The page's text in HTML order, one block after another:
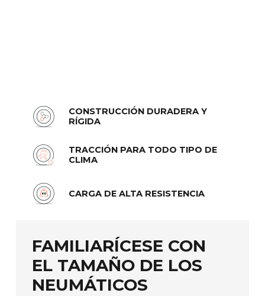
CONSTRUCCIÓN DURADERA Y
RÍGIDA
TRACCIÓN PARA TODO TIPO DE
CLIMA
CARGA DE ALTA RESISTENCIA
FAMILIARÍCESE CON
EL TAMAÑO DE LOS
NEUMÁTICOS